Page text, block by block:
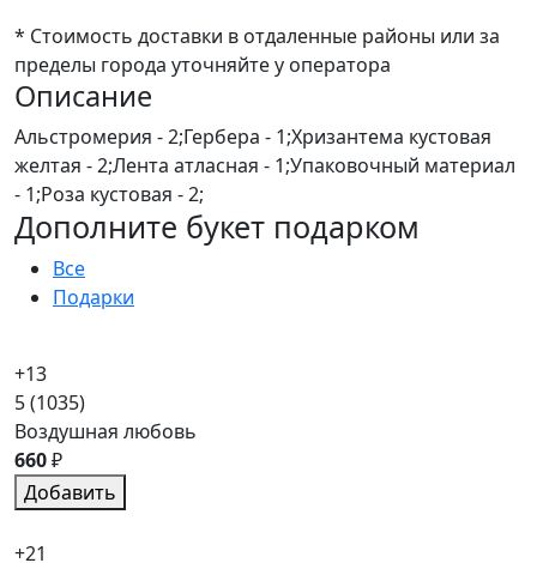
* Стоимость доставки в отдаленные районы или за
пределы города уточняйте у оператора
Описание
Альстромерия - 2;Гербера - 1;Хризантема кустовая
желтая - 2;Лента атласная - 1;Упаковочный материал
- 1;Роза кустовая - 2;
Дополните букет подарком
Все
Подарки
+13
5(1035)
Воздушная любовь
660₽
Добавить
+21